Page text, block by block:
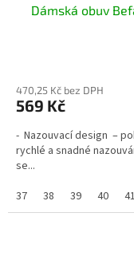
Dámská obuv
470,25 Kč bez DPH
569 Kč
- Nazouvací design –
rychlé a snadné
se...
37
38 39 40 41